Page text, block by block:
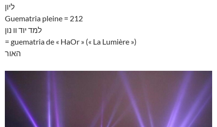
ליון
Guematria pleine = 212
למד יוד וו נון
= guematria de « HaOr » (« La Lumière »)
האור